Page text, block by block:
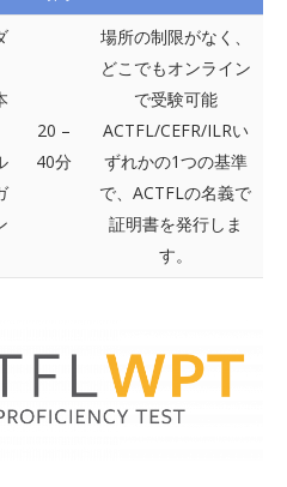
20 –
40分
場所の制限がなく、
どこでもオンライン
で受験可能
ACTFL/CEFR/ILRい
ずれかの1つの基準
で、ACTFLの名義で
証明書を発行しま
す。